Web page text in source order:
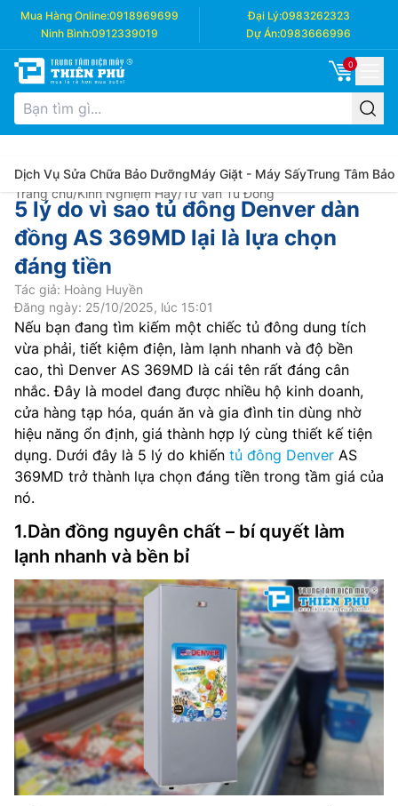
Mua Hàng Online:0918969699 Đại Lý:0983262323
Ninh Bình:0912339019 Dự Án:0983666996
0
Dịch Vụ Sửa Chữa Bảo DưỡngMáy Giặt - Máy SấyTrung Tâm Bảo
Trang chủ/Kinh Nghiệm Hay/Tư Vấn Tủ Đông
5 lý do vì sao tủ đông Denver dàn
đồng AS 369MD lại là lựa chọn
đáng tiền
Tác giả: Hoàng Huyền
Đăng ngày: 25/10/2025, lúc 15:01
Nếu bạn đang tìm kiếm một chiếc tủ đông dung tích
vừa phải, tiết kiệm điện, làm lạnh nhanh và độ bền
cao, thì Denver AS 369MD là cái tên rất đáng cân
nhắc. Đây là model đang được nhiều hộ kinh doanh,
cửa hàng tạp hóa, quán ăn và gia đình tin dùng nhờ
hiệu năng ổn định, giá thành hợp lý cùng thiết kế tiện
dụng. Dưới đây là 5 lý do khiến tủ đông Denver AS
369MD trở thành lựa chọn đáng tiền trong tầm giá của
nó.
1.Dàn đồng nguyên chất – bí quyết làm
lạnh nhanh và bền bỉ